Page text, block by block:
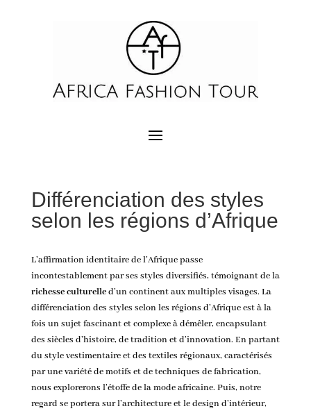
Différenciation des styles
selon les régions d’Afrique
L’affirmation identitaire de l’Afrique passe
incontestablement par ses styles diversifiés, témoignant de la
richesse culturelled’un continent aux multiples visages. La
différenciation des styles selon les régions d’Afrique est à la
fois un sujet fascinant et complexe à démêler, encapsulant
des siècles d’histoire, de tradition et d’innovation. En partant
du style vestimentaire et des textiles régionaux, caractérisés
par une variété de motifs et de techniques de fabrication,
nous explorerons l’étoffe de la mode africaine. Puis, notre
regard se portera sur l’architecture et le design d’intérieur,